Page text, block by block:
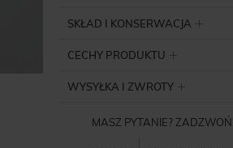
SKŁAD I KONSERWACJA
CECHY PRODUKTU
WYSYŁKA I ZWROTY
MASZ PYTANIE? ZADZWOŃ!